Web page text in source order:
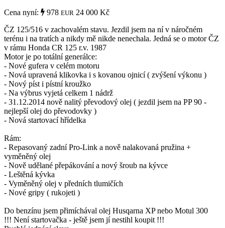
Cena nyní:
978 EUR 24 000 Kč
ČZ 125/516 v zachovalém stavu. Jezdil jsem na ní v náročném
terénu i na tratích a nikdy mě nikde nenechala. Jedná se o motor ČZ
v rámu Honda CR 125 r.v. 1987
Motor je po totální generálce:
- Nové gufera v celém motoru
- Nová upravená klikovka i s kovanou ojnicí ( zvýšení výkonu )
- Nový píst i pístní kroužko
- Na výbrus vyjetá celkem 1 nádrž
- 31.12.2014 nově nalitý převodový olej ( jezdil jsem na PP 90 -
nejlepší olej do převodovky )
- Nová startovací hřídelka
Rám:
- Repasovaný zadní Pro-Link a nově nalakovaná pružina +
vyměněný olej
- Nově udělané přepákování a nový šroub na kývce
- Leštěná kývka
- Vyměněný olej v předních tlumičích
- Nové gripy ( rukojeti )
Do benzínu jsem přimíchával olej Husqarna XP nebo Motul 300
!!! Není startovačka - ještě jsem jí nestihl koupit !!!